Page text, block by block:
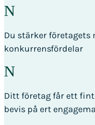
N
Du stärker
konkurrensfördelar
N
Ditt företag får ett
bevis på ert